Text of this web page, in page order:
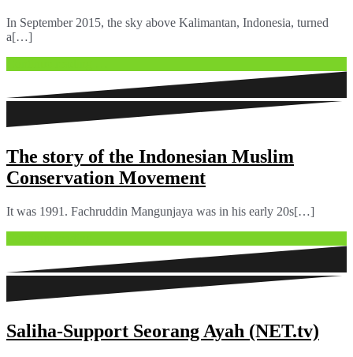
In September 2015, the sky above Kalimantan, Indonesia, turned
a[…]
The story of the Indonesian Muslim
Conservation Movement
It was 1991. Fachruddin Mangunjaya was in his early 20s[…]
Saliha-Support Seorang Ayah (NET.tv)